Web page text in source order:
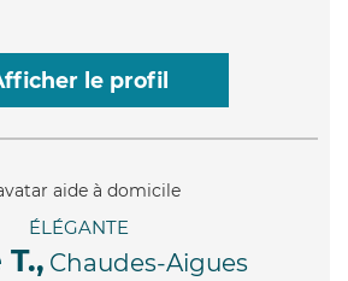
le profil
ÉLÉGANTE
Chaudes-Aigues